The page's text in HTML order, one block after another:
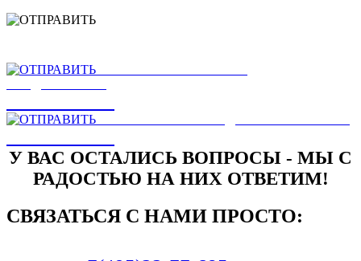
У ВАС ОСТАЛИСЬ ВОПРОСЫ - МЫ С
РАДОСТЬЮ НА НИХ ОТВЕТИМ!
СВЯЗАТЬСЯ С НАМИ ПРОСТО: